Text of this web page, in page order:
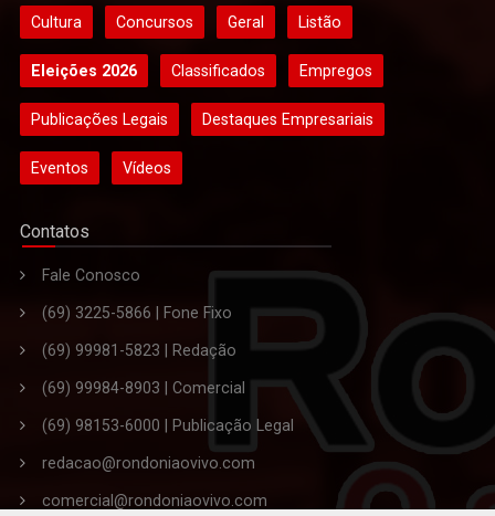
Cultura Concursos Geral Listão
Eleições 2026 Classificados Empregos
Publicações Legais Destaques Empresariais
Eventos Vídeos
Contatos
Fale Conosco
(69) 3225-5866 | Fone Fixo
(69) 99981-5823 | Redação
(69) 99984-8903 | Comercial
(69) 98153-6000 | Publicação Legal
redacao@rondoniaovivo.com
comercial@rondoniaovivo.com